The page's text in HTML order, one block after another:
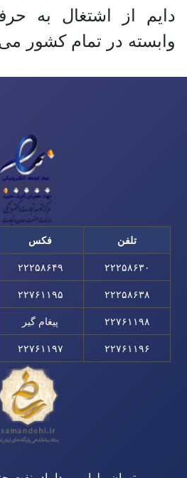
دایم‌ از اشتغال‌ به‌
وابسته‌ در تمام‌ کشور
تلفن فکس
۲۲۲۵۸۶۳۰ ۲۲۲۵۸۶۴۹
۲۲۲۵۸۶۳۸ ۲۲۷۶۱۱۹۵
۲۲۷۶۱۱۹۸ پیغام گیر
۲۲۷۶۱۱۹۶ ۲۲۷۶۱۱۹۷